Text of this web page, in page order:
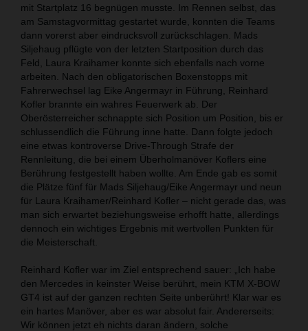
mit Startplatz 16 begnügen musste. Im Rennen selbst, das
am Samstagvormittag gestartet wurde, konnten die Teams
dann vorerst aber eindrucksvoll zurückschlagen. Mads
Siljehaug pflügte von der letzten Startposition durch das
Feld, Laura Kraihamer konnte sich ebenfalls nach vorne
arbeiten. Nach den obligatorischen Boxenstopps mit
Fahrerwechsel lag Eike Angermayr in Führung, Reinhard
Kofler brannte ein wahres Feuerwerk ab. Der
Oberösterreicher schnappte sich Position um Position, bis er
schlussendlich die Führung inne hatte. Dann folgte jedoch
eine etwas kontroverse Drive-Through Strafe der
Rennleitung, die bei einem Überholmanöver Koflers eine
Berührung festgestellt haben wollte. Am Ende gab es somit
die Plätze fünf für Mads Siljehaug/Eike Angermayr und neun
für Laura Kraihamer/Reinhard Kofler – nicht gerade das, was
man sich erwartet beziehungsweise erhofft hatte, allerdings
dennoch ein wichtiges Ergebnis mit wertvollen Punkten für
die Meisterschaft.
Reinhard Kofler war im Ziel entsprechend sauer: „Ich habe
den Mercedes in keinster Weise berührt, mein KTM X-BOW
GT4 ist auf der ganzen rechten Seite unberührt! Klar war es
ein hartes Manöver, aber es war absolut fair. Andererseits:
Wir können jetzt eh nichts daran ändern, solche